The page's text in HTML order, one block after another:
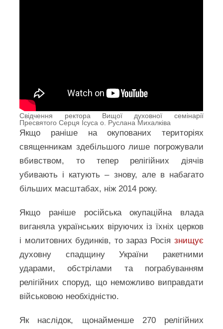
Свідчення ректора Вищої духовної семінарії
Пресвятого Серця Ісуса о. Руслана Михалківа
Якщо раніше на окупованих територіях
священникам здебільшого лише погрожували
вбивством, то тепер релігійних діячів
убивають і катують – знову, але в набагато
більших масштабах, ніж 2014 року.
Якщо раніше російська окупаційна влада
виганяла українських віруючих із їхніх церков
і молитовних будинків, то зараз Росія знищує
духовну спадщину України ракетними
ударами, обстрілами та пограбуванням
релігійних споруд, що неможливо виправдати
військовою необхідністю.
Як наслідок, щонайменше 270 релігійних